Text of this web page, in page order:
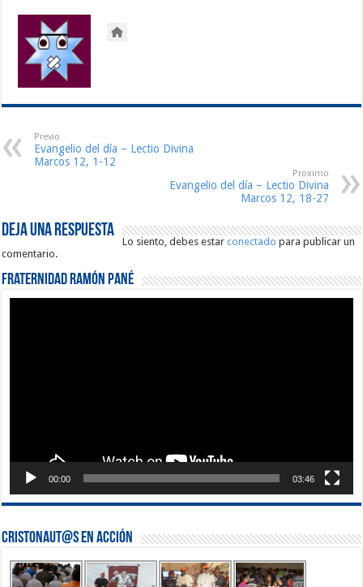
Previo
Evangelio del día – Lectio Divina
Marcos 12, 1-12
Proximo
Evangelio del día – Lectio Divina
Marcos 12, 18-27
Deja una respuesta
Lo siento, debes estarconectado para publicar un
comentario.
Fraternidad Ramón Pané
00:00 03:46
Cristonaut@s en Acción